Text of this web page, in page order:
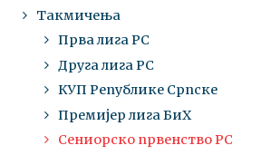
Такмичења
Прва лига РС
Друга лига РС
КУП Републике Српске
Премијер лига БиХ
Сениорско првенство РС